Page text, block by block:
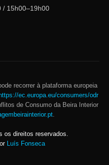
/ 15h00–19h00
recorrer à plataforma europeia
https://ec.europa.eu/consumers/odr
de Consumo da Beira Interior
.
os direitos reservados.
Luís Fonseca